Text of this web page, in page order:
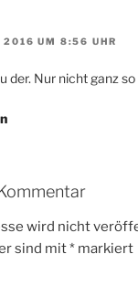
2016 UM 8:56 UHR
der. Nur nicht ganz
wird nicht
sind mit* markiert